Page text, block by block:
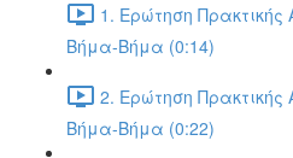
1. Ερώτηση
Βήμα-Βήμα (0:14)
2. Ερώτηση
Βήμα-Βήμα (0:22)